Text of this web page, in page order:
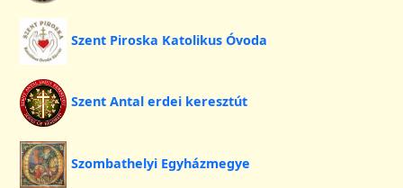
Szent Piroska Katolikus Óvoda
Szent Antal erdei keresztút
Szombathelyi Egyházmegye